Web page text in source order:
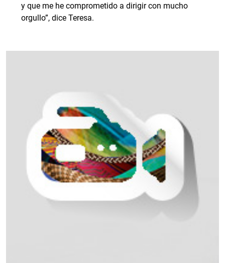
y que me he comprometido a dirigir con mucho
orgullo”, dice Teresa.